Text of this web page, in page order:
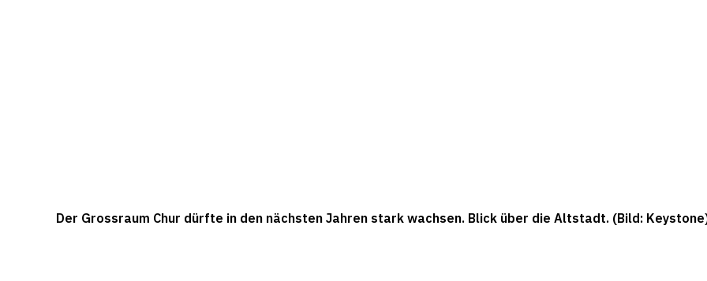
Der Grossraum Chur dürfte in den nächsten Jahren stark wachsen. Blick über die Altstadt. (Bild: